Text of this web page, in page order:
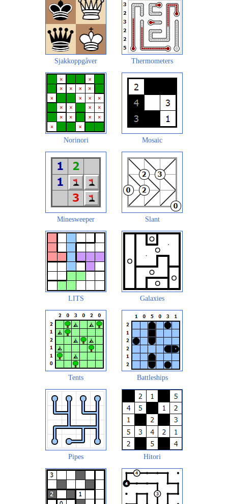
Sjakkoppgåver Thermometers
Norinori Mosaic
Minesweeper Slant
LITS Galaxies
Tents Battleships
Pipes Hitori